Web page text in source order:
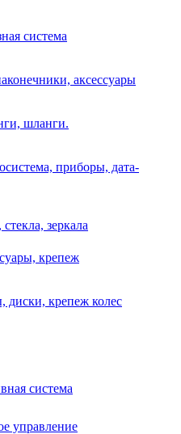
система
аксессуары
шланги.
приборы, дата-
зеркала
крепеж
крепеж колес
система
управление